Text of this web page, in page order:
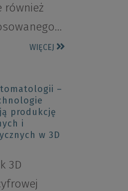
również
WIĘCEJ
–
produkcję
i
w 3D
3D